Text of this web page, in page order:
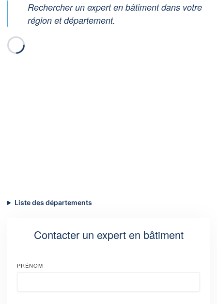
Rechercher un expert en bâtiment dans votre
région et département.
Liste des départements
Contacter un expert en bâtiment
PRÉNOM